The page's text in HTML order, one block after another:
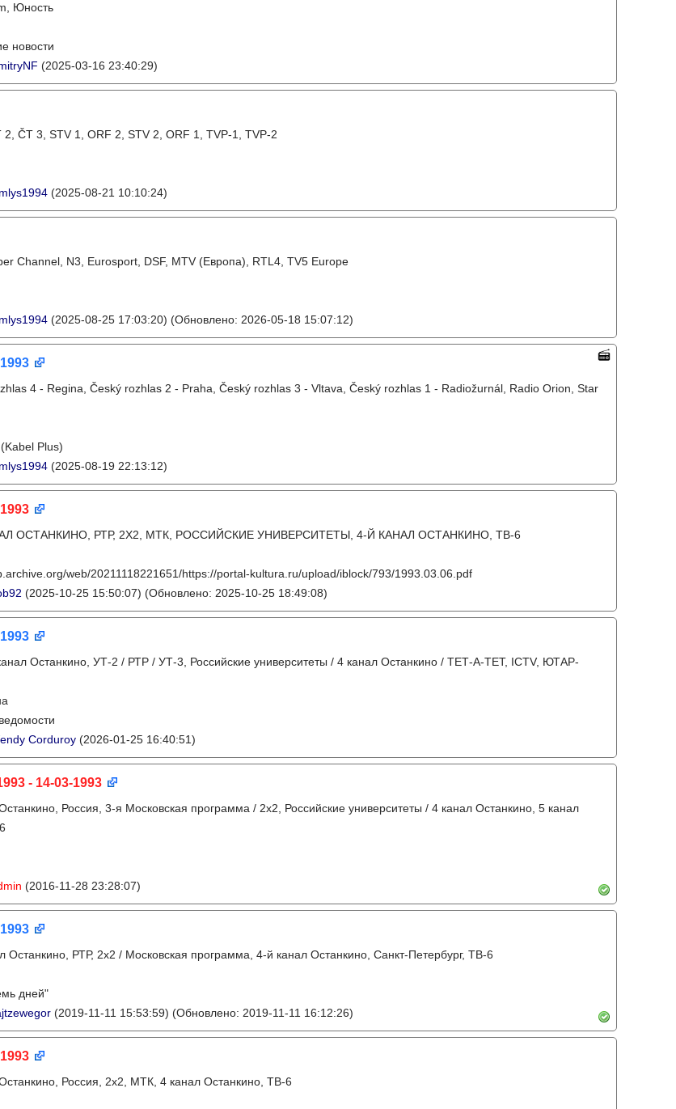
Юность
новости
(2025-03-16 23:40:29)
2, ČT 3, STV 1, ORF 2, STV 2, ORF 1, TVP-1, TVP-2
(2025-08-21 10:10:24)
Channel, N3, Eurosport, DSF, MTV (Европа), RTL4, TV5 Europe
(2025-08-25 17:03:20) (Обновлено: 2026-05-18 15:07:12)
4 - Regina, Český rozhlas 2 - Praha, Český rozhlas 3 - Vltava, Český rozhlas 1 - Radiožurnál, Radio Orion, Star
Plus)
(2025-08-19 22:13:12)
ОСТАНКИНО, РТР, 2Х2, МТК, РОССИЙСКИЕ УНИВЕРСИТЕТЫ, 4-Й КАНАЛ ОСТАНКИНО, ТВ-6
web/20211118221651/https://portal-kultura.ru/upload/iblock/793/1993.03.06.pdf
(2025-10-25 15:50:07) (Обновлено: 2025-10-25 18:49:08)
Останкино, УТ-2 / РТР / УТ-3, Российские университеты / 4 канал Останкино / ТЕТ-А-ТЕТ, ICTV, ЮТАР-
Corduroy (2026-01-25 16:40:51)
- 14-03-1993
Россия, 3-я Московская программа / 2x2, Российские университеты / 4 канал Останкино, 5 канал
(2016-11-28 23:28:07)
Останкино, РТР, 2х2 / Московская программа, 4-й канал Останкино, Санкт-Петербург, ТВ-6
дней"
(2019-11-11 15:53:59) (Обновлено: 2019-11-11 16:12:26)
Россия, 2х2, МТК, 4 канал Останкино, ТВ-6